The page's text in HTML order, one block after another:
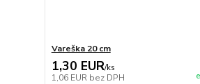
Vareška 20 cm
1,30 EUR/ks
1,06 EUR bez DPH